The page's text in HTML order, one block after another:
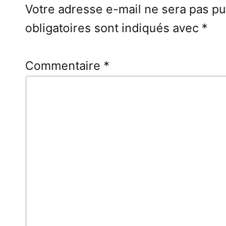
Votre adresse e-mail ne sera pas
obligatoires sont indiqués avec *
Commentaire *